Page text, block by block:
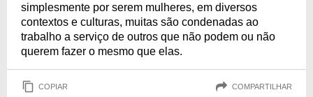
simplesmente por serem mulheres, em diversos
contextos e culturas, muitas são condenadas ao
trabalho a serviço de outros que não podem ou não
querem fazer o mesmo que elas.
COPIAR COMPARTILHAR